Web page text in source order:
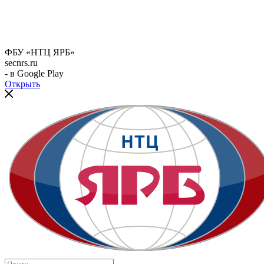
ФБУ «НТЦ ЯРБ»
secnrs.ru
- в Google Play
Открыть